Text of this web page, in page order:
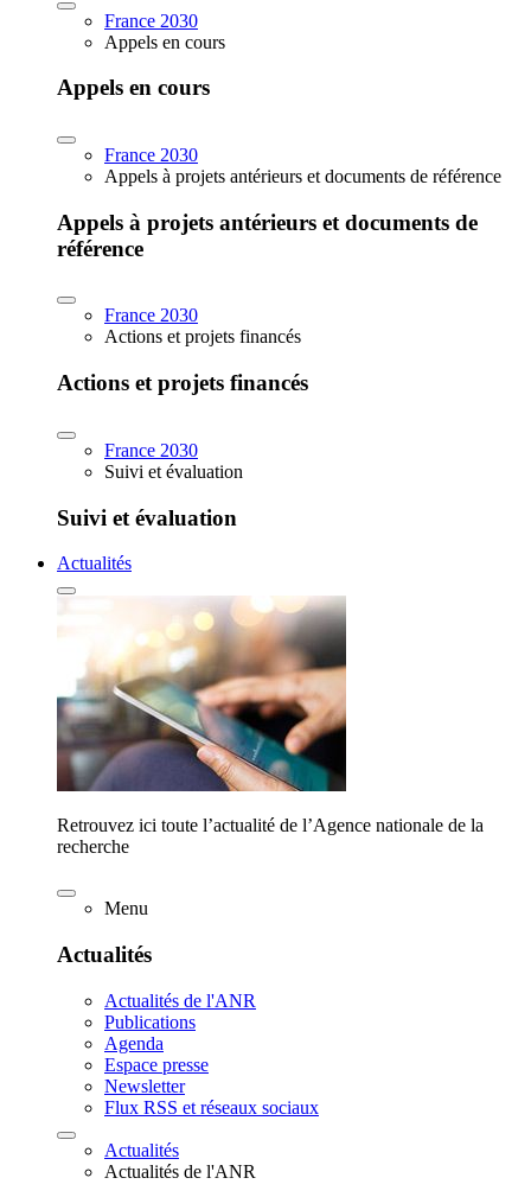
France 2030
Appels en cours
Appels en cours
France 2030
Appels à projets antérieurs et documents de référence
Appels à projets antérieurs et documents de
référence
France 2030
Actions et projets financés
Actions et projets financés
France 2030
Suivi et évaluation
Suivi et évaluation
Actualités
Retrouvez ici toute l’actualité de l’Agence nationale de la
recherche
Menu
Actualités
Actualités de l'ANR
Publications
Agenda
Espace presse
Newsletter
Flux RSS et réseaux sociaux
Actualités
Actualités de l'ANR